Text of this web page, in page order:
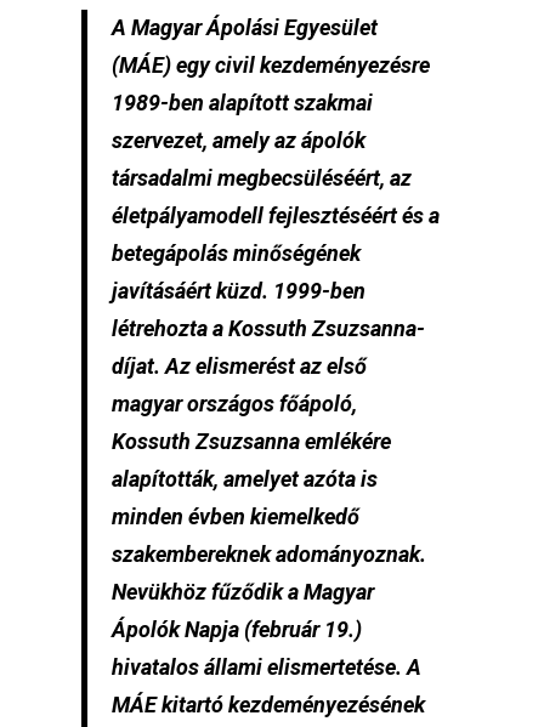
A Magyar Ápolási Egyesület
(MÁE) egy civil kezdeményezésre
1989-ben alapított szakmai
szervezet, amely az ápolók
társadalmi megbecsüléséért, az
életpályamodell fejlesztéséért és a
betegápolás minőségének
javításáért küzd. 1999-ben
létrehozta a Kossuth Zsuzsanna-
díjat. Az elismerést az első
magyar országos főápoló,
Kossuth Zsuzsanna emlékére
alapították, amelyet azóta is
minden évben kiemelkedő
szakembereknek adományoznak.
Nevükhöz fűződik a Magyar
Ápolók Napja (február 19.)
hivatalos állami elismertetése. A
MÁE kitartó kezdeményezésének